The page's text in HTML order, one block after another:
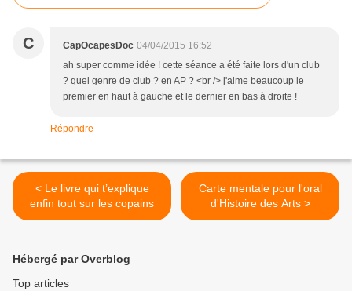
C CapOcapesDoc 04/04/2015 16:52
ah super comme idée ! cette séance a été faite lors d'un club
? quel genre de club ? en AP ? <br /> j'aime beaucoup le
premier en haut à gauche et le dernier en bas à droite !
Répondre
< Le livre qui t’explique
enfin tout sur les copains
Carte mentale pour l'oral
d'Histoire des Arts >
Hébergé par Overblog
Top articles